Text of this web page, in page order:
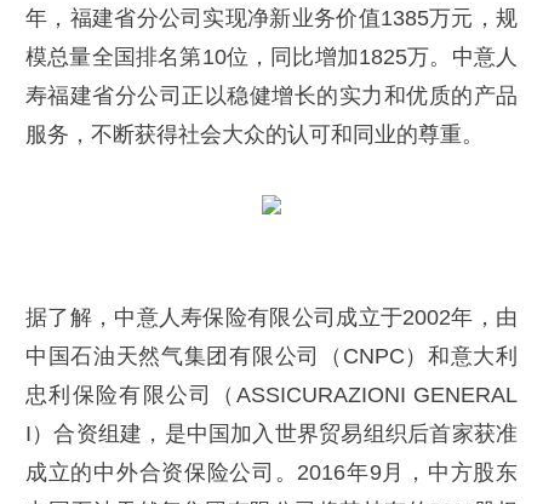
年，福建省分公司实现净新业务价值1385万元，规
模总量全国排名第10位，同比增加1825万。中意人
寿福建省分公司正以稳健增长的实力和优质的产品
服务，不断获得社会大众的认可和同业的尊重。
据了解，中意人寿保险有限公司成立于2002年，由
中国石油天然气集团有限公司（CNPC）和意大利
忠利保险有限公司（ASSICURAZIONI GENERAL
I）合资组建，是中国加入世界贸易组织后首家获准
成立的中外合资保险公司。2016年9月，中方股东